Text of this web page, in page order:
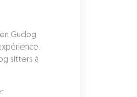
Gudog
sitters à